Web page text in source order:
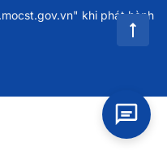
khi phát hành